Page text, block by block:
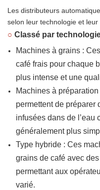
Les distributeurs
selon leur technologie et
○ Classé par
Machines à grains :
café frais pour chaque
plus intense et une
Machines à
permettent de préparer
infusées dans de l’eau
généralement plus
Type hybride : Ces
grains de café avec
permettant aux
varié.